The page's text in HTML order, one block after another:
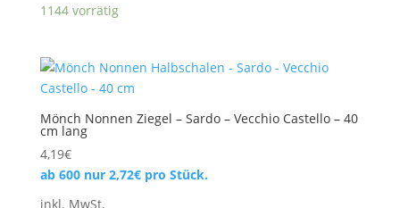
1144 vorrätig
Mönch Nonnen Ziegel – Sardo – Vecchio Castello – 40
cm lang
4,19€
ab 600 nur 2,72€pro Stück.
inkl. MwSt.